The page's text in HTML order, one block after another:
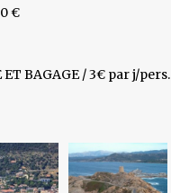
€
BAGAGE / 3€ par j/pers.